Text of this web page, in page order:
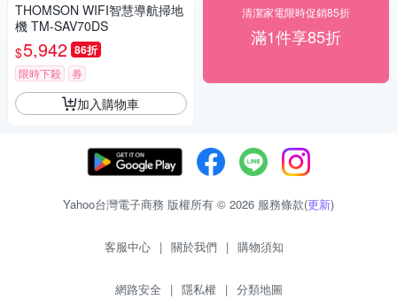
THOMSON WIFI智慧導航掃地
機 TM-SAV70DS
$5,942 86折
限時下殺 券
加入購物車
清潔家電限時促銷85折
滿1件享85折
Yahoo台灣電子商務 版權所有 © 2026 服務條款(更新)
客服中心 | 關於我們 | 購物須知
網路安全 | 隱私權 | 分類地圖